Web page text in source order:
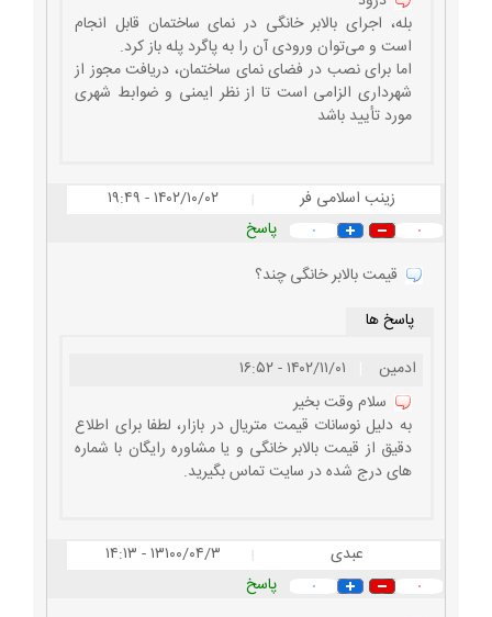
بله، اجرای بالابر خانگی در نمای ساختمان قابل انجام
است و می‌توان ورودی آن را به پاگرد پله باز کرد.
اما برای نصب در فضای نمای ساختمان، دریافت مجوز از
شهرداری الزامی است تا از نظر ایمنی و ضوابط شهری
مورد تأیید باشد
زینب اسلامی فر | ۱۴۰۲/۱۰/۰۲ - ۱۹:۴۹
۰ ۰
پاسخ
قیمت بالابر خانگی چند؟
پاسخ ها
ادمین
۱۴۰۲/۱۱/۰۱ - ۱۶:۵۲
سلام وقت بخیر
به دلیل نوسانات قیمت متریال در بازار، لطفا برای اطلاع
دقیق از قیمت بالابر خانگی و یا مشاوره رایگان با شماره
های درج شده در سایت تماس بگیرید.
عبدی | ۱۳۱۰۰/۰۴/۳ - ۱۴:۱۳
۰ ۰
پاسخ